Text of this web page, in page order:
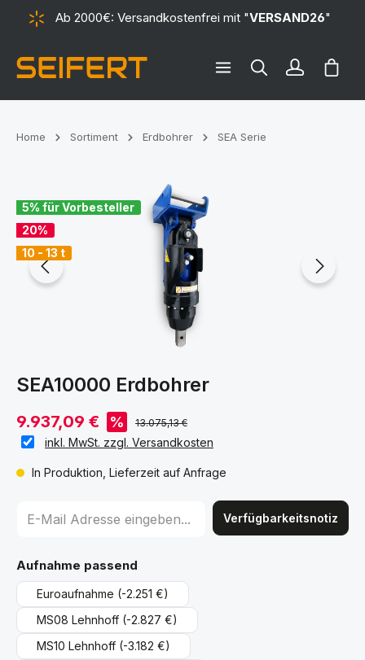
springenAb 2000€: Versandkostenfrei mit "VERSAND26"
Home Sortiment Erdbohrer SEA Serie
5% für Vorbesteller
20%
10 - 13 t
SEA10000 Erdbohrer
9.937,09 € % 13.075,13 €
inkl. MwSt. zzgl. Versandkosten
In Produktion, Lieferzeit auf Anfrage
Verfügbarkeitsnotiz
Aufnahme passend
Euroaufnahme (-2.251 €)
MS08 Lehnhoff (-2.827 €)
MS10 Lehnhoff (-3.182 €)